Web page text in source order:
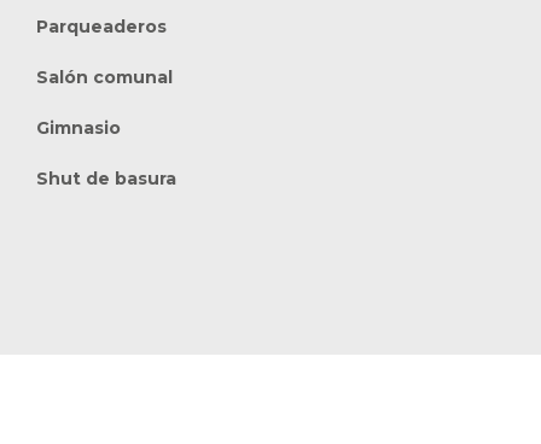
Parqueaderos
Salón comunal
Gimnasio
Shut de basura